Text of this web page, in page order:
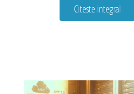
Citeste integral